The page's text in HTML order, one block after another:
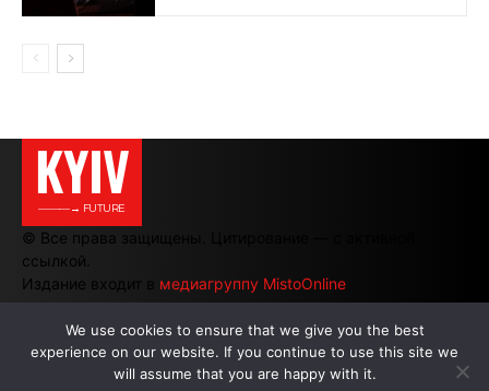
KYIV
———→ FUTURE
© Все права защищены. Цитирование — с активной
ссылкой.
Издание входит в медиагруппу MistoOnline
АВТОРЫ | РЕКЛАМА НА САЙТЕ
We use cookies to ensure that we give you the best
experience on our website. If you continue to use this site we
will assume that you are happy with it.